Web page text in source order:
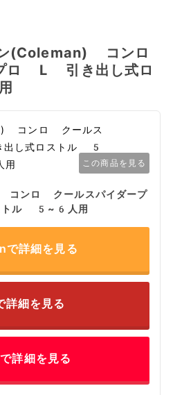
(Coleman) コンロ
ロ L 引き出し式ロ
この商品を見る
ンロ クールスパイダープ
トル 5~6人用
詳細を見る
詳細を見る
詳細を見る